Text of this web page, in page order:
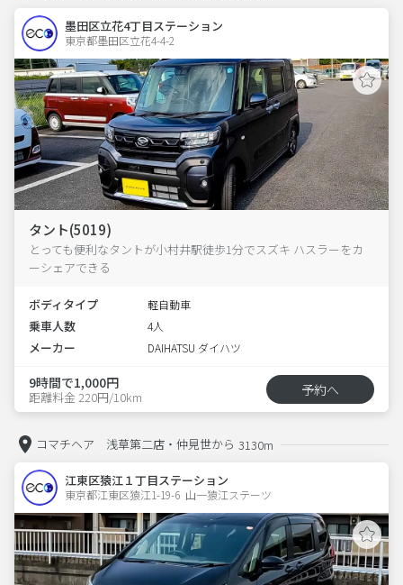
墨田区立花4丁目ステーション
東京都墨田区立花4-4-2
タント(5019)
とっても便利なタントが小村井駅徒歩1分でスズキ ハスラーをカ
ーシェアできる
ボディタイプ 軽自動車
乗車人数 4人
メーカー DAIHATSU ダイハツ
9時間で1,000円
距離料金 220円/10km 予約へ
コマチヘア 浅草第二店・仲見世から 3130m
江東区猿江１丁目ステーション
東京都江東区猿江1-19-6  山一猿江ステーツ